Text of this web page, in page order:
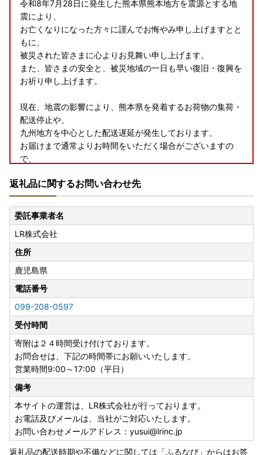
令和8年7月28日に発生した熊本県熊本地方を震源とする地
震により、
お亡くなりになった方々に謹んでお悔やみ申し上げますとと
もに、
被災された皆さまに心よりお見舞い申し上げます。
また、皆さまの安全と、被災地域の一日も早い復旧・復興を
お祈り申し上げます。
現在、地震の影響により、熊本県を発着するお荷物の集荷・
配送停止や、
九州地方を中心とした配送遅延が発生しております。
お届けまで通常よりお時間をいただく場合がございますの
で、
----------------------------------------------
■発送時期につきまして
ページに記載の納期情報に合わせて発送いたします。
配送日の指定は承れませんのでご了承ください。
■お受け取り後はすぐに状態をご確認ください
返礼品到着後は速やかに返礼品の状態をご確認ください。
万全を期して返礼品をお届けしていますが、万が一返礼品に
不良・破損・誤納品などございましたら、
返礼品到着から3日以内に、写真(画像)を添付のうえ下記ア
ドレスまでメールにてご連絡ください。
yusui@lrinc.jp
日数がたったものに関しましては対応いたしかねます。
ご了承の上、お申込みくださいますようお願い申し上げま
す。
返礼品に関するお問い合わせ先
委託事業者名
LR株式会社
住所
鹿児島県
電話番号
099-208-0597
受付時間
寄附は２４時間受け付けております。
お問合せは、下記の時間帯にお願いいたします。
営業時間9:00～17:00（平日）
備考
本サイトの運営は、LR株式会社が行っております。
お電話及びメールは、当社がご対応いたします。
お問い合わせメールアドレス：yusui@lrinc.jp
返礼品の配送時期や不備などに関しては「ふるなび」からはお答